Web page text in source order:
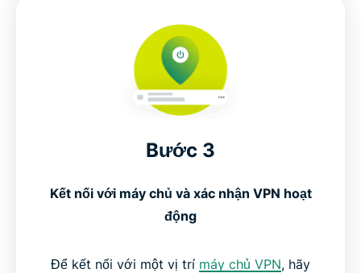
Bước 3
Kết nối với máy chủ và xác nhận VPN hoạt
động
Để kết nối với một vị trí máy chủ VPN, hãy